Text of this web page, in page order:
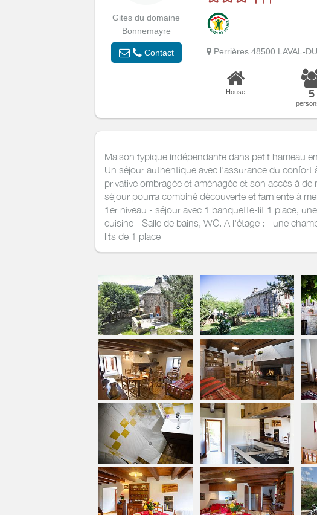
Gites du domaine
Bonnemayre
Contact Perrières 48500 LAVAL-
House 5
Maison typique indépendante dans petit hameau
Un séjour authentique avec l'assurance du confort
privative ombragée et aménagée et son accès à
séjour pourra combiné découverte et farniente à
1er niveau - séjour avec 1 banquette-lit 1 place,
cuisine - Salle de bains, WC. A l'étage : - une
lits de 1 place